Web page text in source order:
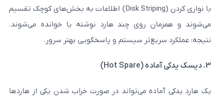
با نواری‌ کردن (Disk Striping) اطلاعات به بخش‌های کوچک تقسیم
روی چند هارد نوشته یا خوانده می‌شوند.
سیستم و پاسخگویی بهتر سرور.
می‌تواند در صورت خراب شدن یکی از هاردها